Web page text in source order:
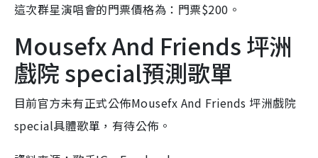
這次群星演唱會的門票價格為：門票$200。
Mousefx And Friends 坪洲
戲院 special預測歌單
目前官方未有正式公佈Mousefx And Friends 坪洲戲院
special具體歌單，有待公佈。